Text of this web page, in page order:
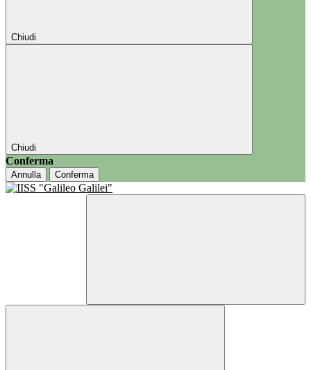
Chiudi
Chiudi
Conferma
Annulla Conferma